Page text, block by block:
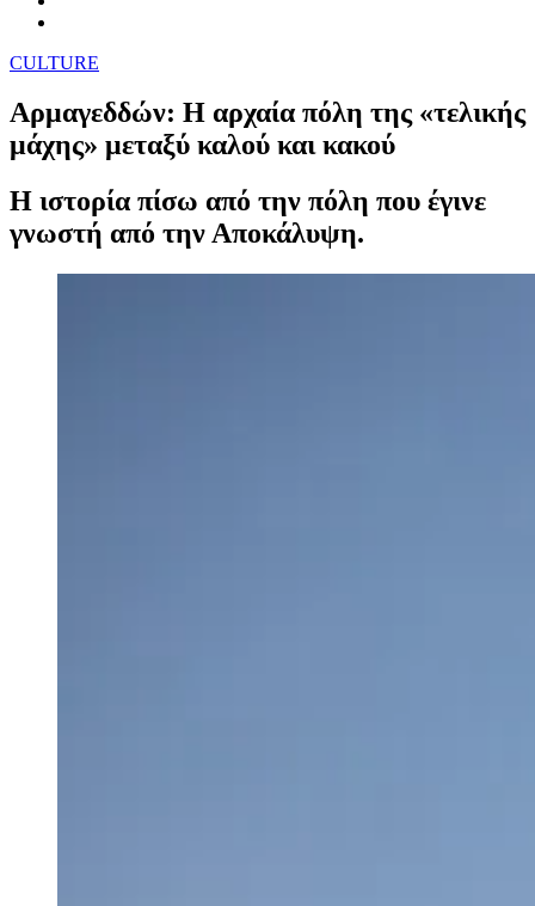
CULTURE
Αρμαγεδδών: Η αρχαία πόλη της «τελικής
μάχης» μεταξύ καλού και κακού
Η ιστορία πίσω από την πόλη που έγινε
γνωστή από την Αποκάλυψη.